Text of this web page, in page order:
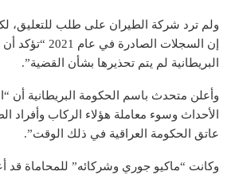
ولم ترد شركة الطيران على طلب للتعليق،
إن السجلات
البريطانية لم يتم تحذيرها بشأن القضية”.
وأعلن متحدث باسم الحكومة البريطانية أن
الأحداث وسوء معاملة هؤلاء الركاب وأفراد
عاتق الحكومة العراقية في ذلك الوقت”.
وكانت “ماكيو جوري وشركائه” للمحاماة